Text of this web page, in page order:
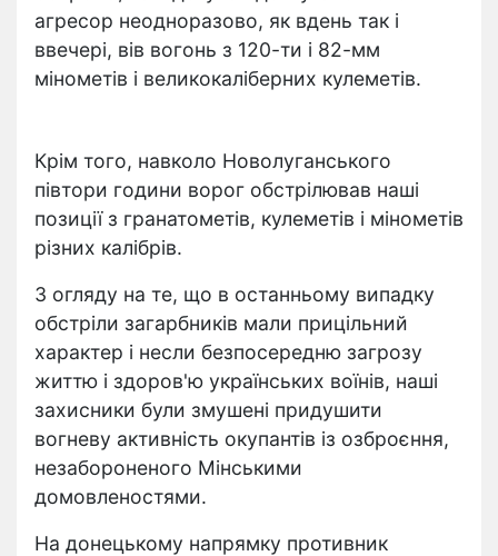
агресор неодноразово, як вдень так і
ввечері, вів вогонь з 120-ти і 82-мм
мінометів і великокаліберних кулеметів.
Крім того, навколо Новолуганського
півтори години ворог обстрілював наші
позиції з гранатометів, кулеметів і мінометів
різних калібрів.
З огляду на те, що в останньому випадку
обстріли загарбників мали прицільний
характер і несли безпосередню загрозу
життю і здоров'ю українських воїнів, наші
захисники були змушені придушити
вогневу активність окупантів із озброєння,
незабороненого Мінськими
домовленостями.
На донецькому напрямку противник